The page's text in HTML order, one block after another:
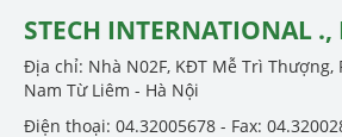
STECH INTERNATIONAL .,
Địa chỉ: Nhà N02F, KĐT Mễ Trì Thượng,
Nam Từ Liêm - Hà Nội
Điện thoại: 04.32005678 - Fax: